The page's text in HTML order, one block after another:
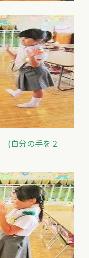
(自分の手を２